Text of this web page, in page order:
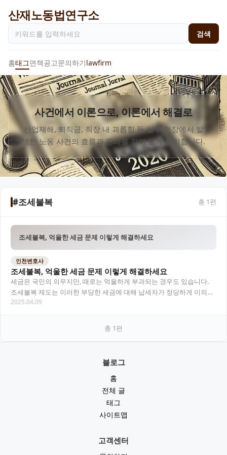
산재노동법연구소
검색
홈태그면책공고문의하기lawfirm
사건에서 이론으로, 이론에서 해결로
산업재해, 퇴직금, 직장 내 괴롭힘 등 실무 현장에서 발
생한 노동 사건의 흐름과 판례를 깊이 있게 정리합니다.
#조세불복 총 1편
조세불복, 억울한 세금 문제 이렇게 해결하세요
인천변호사
조세불복, 억울한 세금 문제 이렇게 해결하세요
세금은 국민의 의무지만, 때로는 억울하게 부과되는 경우도 있습니다.
조세불복 제도는 이러한 부당한 세금에 대해 납세자가 정당하게 이의를
제기할 수 있는 법적 절차입니다. 본 글에서…
2025.04.09
총 1편
블로그
홈
전체 글
태그
사이트맵
고객센터